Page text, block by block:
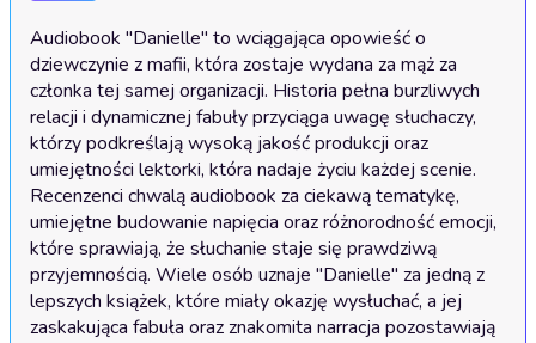
Audiobook "Danielle" to wciągająca opowieść o
dziewczynie z mafii, która zostaje wydana za mąż za
członka tej samej organizacji. Historia pełna burzliwych
relacji i dynamicznej fabuły przyciąga uwagę słuchaczy,
którzy podkreślają wysoką jakość produkcji oraz
umiejętności lektorki, która nadaje życiu każdej scenie.
Recenzenci chwalą audiobook za ciekawą tematykę,
umiejętne budowanie napięcia oraz różnorodność emocji,
które sprawiają, że słuchanie staje się prawdziwą
przyjemnością. Wiele osób uznaje "Danielle" za jedną z
lepszych książek, które miały okazję wysłuchać, a jej
zaskakująca fabuła oraz znakomita narracja pozostawiają